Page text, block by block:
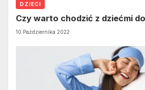
DZIECI
Czy warto chodzić z dziećmi
10 Października 2022